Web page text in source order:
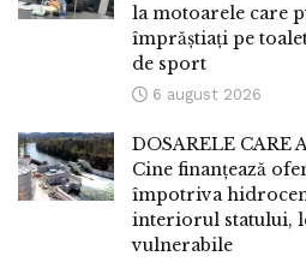
la motoarele care
împrăștiați pe
de sport
6 august 2026
DOSARELE CARE
Cine finanțează
împotriva
interiorul statului,
vulnerabile